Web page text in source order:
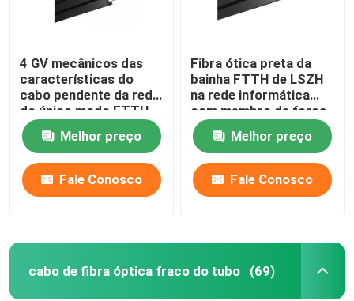
4 GV mecânicos das
características do
cabo pendente da rede
do único modo FTTH
do núcleo bons
aprovaramMelhor preço
Fale Conosco
Fibra ótica preta da
bainha FTTH de LSZH
na rede informática
com membro de força
do fio de aço de
2*0.45mmMelhor preço
Fale Conosco
cabo de fibra óptica fraco do tubo (69)